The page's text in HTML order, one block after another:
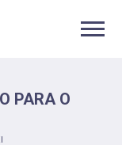
PARA O